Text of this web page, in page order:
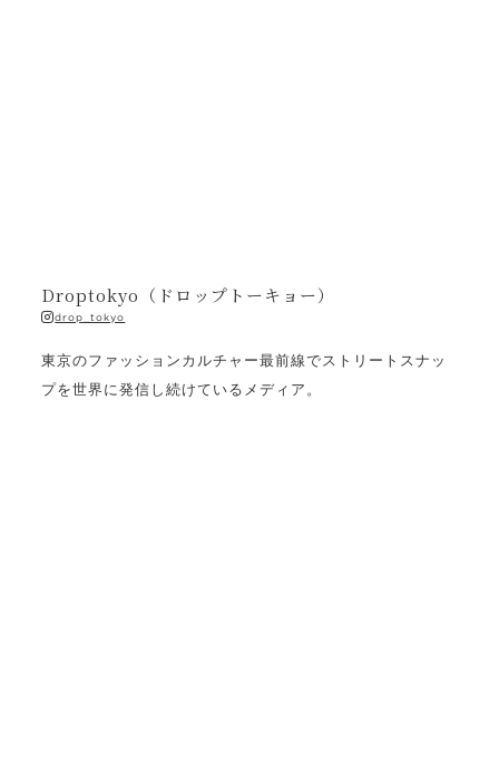
Droptokyo（ドロップトーキョー）
drop_tokyo
東京のファッションカルチャー最前線でストリートスナッ
プを世界に発信し続けているメディア。